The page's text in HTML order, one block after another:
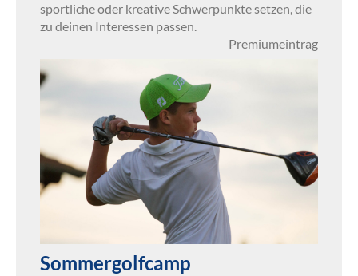
sportliche oder kreative Schwerpunkte setzen, die
zu deinen Interessen passen.
Premiumeintrag
Sommergolfcamp